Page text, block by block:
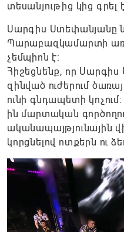
տեսանյութից կից գրել
Սարգիս Ստեփանյանը
Պարաբազկամարտի
չեմպիոն է։
Հիշեցնենք, որ
զինված ուժերում
ունի գնդապետի
ին մարտական
ականապայթյունային
կորցնելով ոտքերն ու